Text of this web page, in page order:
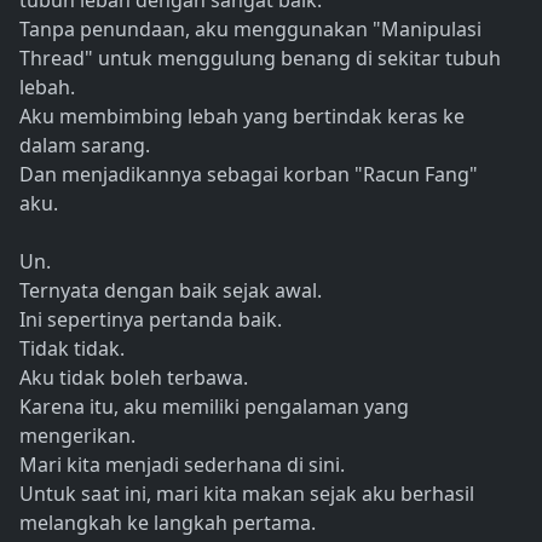
Tanpa penundaan, aku menggunakan "Manipulasi
Thread" untuk menggulung benang di sekitar tubuh
lebah.
Aku membimbing lebah yang bertindak keras ke
dalam sarang.
Dan menjadikannya sebagai korban "Racun Fang"
aku.
Un.
Ternyata dengan baik sejak awal.
Ini sepertinya pertanda baik.
Tidak tidak.
Aku tidak boleh terbawa.
Karena itu, aku memiliki pengalaman yang
mengerikan.
Mari kita menjadi sederhana di sini.
Untuk saat ini, mari kita makan sejak aku berhasil
melangkah ke langkah pertama.